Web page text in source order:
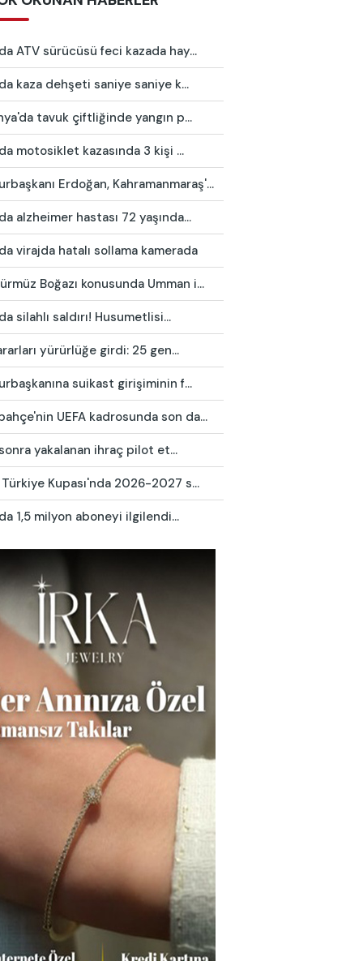
ATV sürücüsü feci kazada hay...
kaza dehşeti saniye saniye k...
tavuk çiftliğinde yangın p...
motosiklet kazasında 3 kişi ...
Erdoğan, Kahramanmaraş'...
alzheimer hastası 72 yaşında...
virajda hatalı sollama kamerada
Boğazı konusunda Umman i...
silahlı saldırı! Husumetlisi...
yürürlüğe girdi: 25 gen...
suikast girişiminin f...
UEFA kadrosunda son da...
yakalanan ihraç pilot et...
Kupası'nda 2026-2027 s...
1,5 milyon aboneyi ilgilendi...